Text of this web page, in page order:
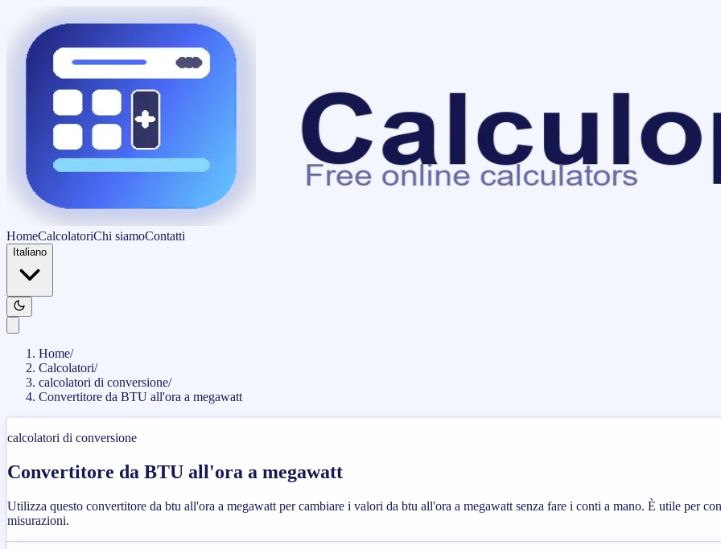
HomeCalcolatoriChi siamoContatti
Italiano
Home/
Calcolatori/
calcolatori di conversione/
Convertitore da BTU all'ora a megawatt
calcolatori di conversione
Convertitore da BTU all'ora a megawatt
Utilizza questo convertitore da btu all'ora a megawatt per cambiare i valori da btu all'ora a megawatt senza fare i conti a mano. È utile per
misurazioni.